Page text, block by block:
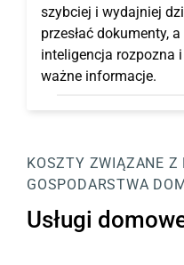
szybciej i wydajniej
przesłać dokumenty,
inteligencja rozpozna
ważne informacje.
KOSZTY ZWIĄZANE Z
GOSPODARSTWA
Usługi